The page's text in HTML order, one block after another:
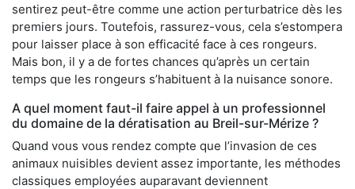
sentirez peut-être comme une action perturbatrice dès les
premiers jours. Toutefois, rassurez-vous, cela s’estompera
pour laisser place à son efficacité face à ces rongeurs.
Mais bon, il y a de fortes chances qu’après un certain
temps que les rongeurs s’habituent à la nuisance sonore.
A quel moment faut-il faire appel à un professionnel
du domaine de la dératisation au Breil-sur-Mérize ?
Quand vous vous rendez compte que l’invasion de ces
animaux nuisibles devient assez importante, les méthodes
classiques employées auparavant deviennent